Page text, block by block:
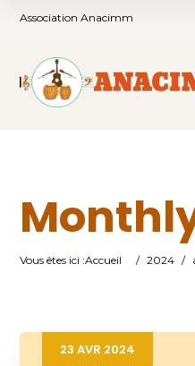
Association Anacimm
Vous êtes ici :Accueil / 2024 /
23 AVR 2024